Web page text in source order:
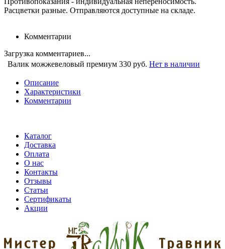
Расцветки разные. Отправляются доступные на складе.
Комментарии
Загрузка комментариев...
Валик можжевеловый премиум 330 руб. Нет в наличии
Описание
Характеристики
Комментарии
Каталог
Доставка
Оплата
О нас
Контакты
Отзывы
Статьи
Сертификаты
Акции